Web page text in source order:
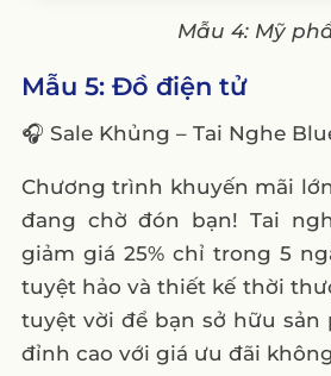
Mẫu 4: Mỹ
Mẫu 5: Đồ điện tử
🎧 Sale Khủng – Tai Nghe
Chương trình khuyến mãi
đang chờ đón bạn! Tai
giảm giá 25% chỉ trong 5
tuyệt hảo và thiết kế thời
tuyệt vời để bạn sở hữu sản
đỉnh cao với giá ưu đãi